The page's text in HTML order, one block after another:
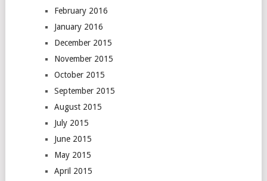
February 2016
January 2016
December 2015
November 2015
October 2015
September 2015
August 2015
July 2015
June 2015
May 2015
April 2015